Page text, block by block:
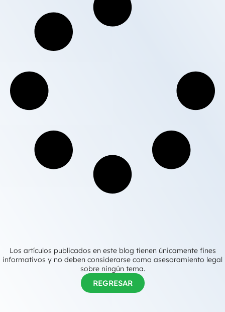
Los artículos publicados en este blog tienen únicamente fines
informativos y no deben considerarse como asesoramiento legal
sobre ningún tema.
REGRESAR